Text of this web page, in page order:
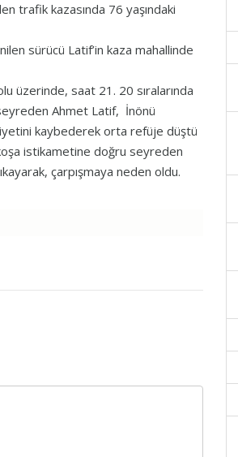
trafik kazasında 76 yaşındaki
sürücü Latif’in kaza mahallinde
üzerinde, saat 21. 20 sıralarında
Ahmet Latif, İnönü
kaybederek orta refüje düştü
istikametine doğru seyreden
çarpışmaya neden oldu.